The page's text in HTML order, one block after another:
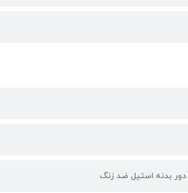
بدنه استیل ضد زنگ